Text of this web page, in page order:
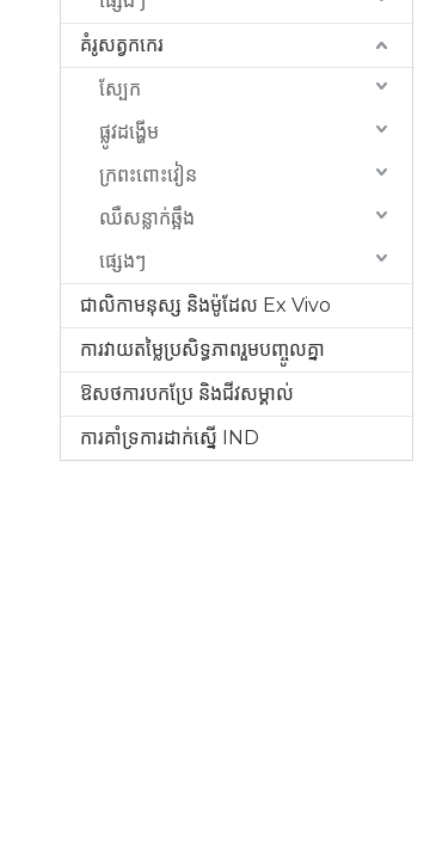
គំរូសត្វកកេរ
ស្បែក
ផ្លូវដង្ហើម
ក្រពះពោះវៀន
ឈឺសន្លាក់ឆ្អឹង
ផ្សេងៗ
ជាលិកាមនុស្ស និងម៉ូដែល Ex Vivo
ការវាយតម្លៃប្រសិទ្ធភាពរួមបញ្ចូលគ្នា
ឱសថការបកប្រែ និងជីវសម្គាល់
ការគាំទ្រការដាក់ស្នើ IND